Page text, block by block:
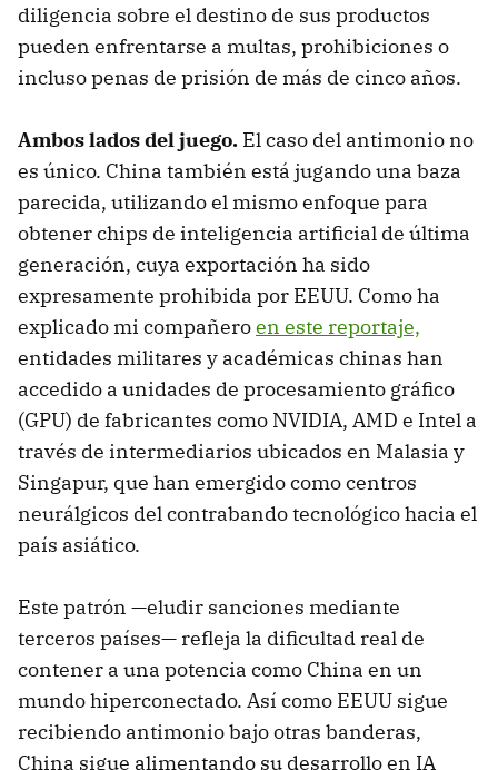
diligencia sobre el destino de sus productos
pueden enfrentarse a multas, prohibiciones o
incluso penas de prisión de más de cinco años.
Ambos lados del juego. El caso del antimonio no
es único. China también está jugando una baza
parecida, utilizando el mismo enfoque para
obtener chips de inteligencia artificial de última
generación, cuya exportación ha sido
expresamente prohibida por EEUU. Como ha
explicado mi compañeroen este reportaje,
entidades militares y académicas chinas han
accedido a unidades de procesamiento gráfico
(GPU) de fabricantes como NVIDIA, AMD e Intel a
través de intermediarios ubicados en Malasia y
Singapur, que han emergido como centros
neurálgicos del contrabando tecnológico hacia el
país asiático.
Este patrón —eludir sanciones mediante
terceros países— refleja la dificultad real de
contener a una potencia como China en un
mundo hiperconectado. Así como EEUU sigue
recibiendo antimonio bajo otras banderas,
China sigue alimentando su desarrollo en IA